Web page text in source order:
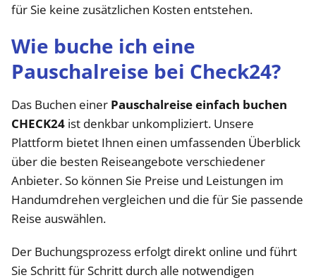
für Sie keine zusätzlichen Kosten entstehen.
Wie buche ich eine
Pauschalreise bei Check24?
Das Buchen einer Pauschalreise einfach buchen
CHECK24 ist denkbar unkompliziert. Unsere
Plattform bietet Ihnen einen umfassenden Überblick
über die besten Reiseangebote verschiedener
Anbieter. So können Sie Preise und Leistungen im
Handumdrehen vergleichen und die für Sie passende
Reise auswählen.
Der Buchungsprozess erfolgt direkt online und führt
Sie Schritt für Schritt durch alle notwendigen